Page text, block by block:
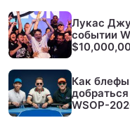
Лукас
событии
Как
WSOP-